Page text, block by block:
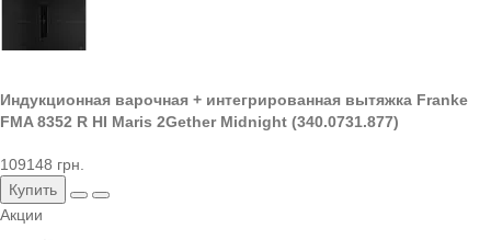
Индукционная варочная + интегрированная вытяжка Franke
FMA 8352 R HI Maris 2Gether Midnight (340.0731.877)
109148 грн.
Купить
Акции